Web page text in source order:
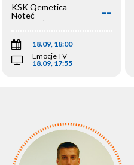
KSK Qemetica
Noteć
Inowrocław
--
18.09, 18:00
Emocje TV
18.09, 17:55